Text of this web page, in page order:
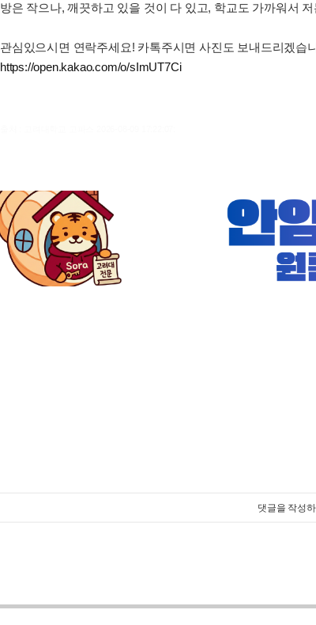
방은 작으나, 깨끗하고 있을 것이 다 있고, 학교도 가까워서
관심있으시면 연락주세요! 카톡주시면 사진도 보내드리겠습
https://open.kakao.com/o/sImUT7Ci
댓글을 작성